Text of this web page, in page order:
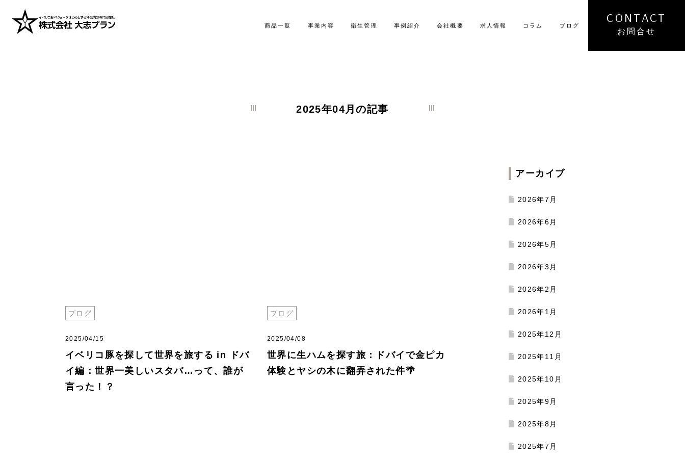
商品一覧 事業内容 衛生管理 事例紹介 会社概要 求人情報 コラム ブログ
お問合せ
2025年04月の記事
ブログ
2025/04/15
イベリコ豚を探して世界を旅する in ドバ
イ編：世界一美しいスタバ…って、誰が
言った！？
ブログ
2025/04/08
世界に生ハムを探す旅：ドバイで金ピカ
体験とヤシの木に翻弄された件🌴
アーカイブ
2026年7月
2026年6月
2026年5月
2026年3月
2026年2月
2026年1月
2025年12月
2025年11月
2025年10月
2025年9月
2025年8月
2025年7月